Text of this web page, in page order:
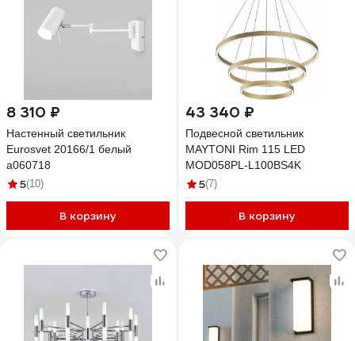
8 310 ₽
Настенный светильник
Eurosvet 20166/1 белый
a060718
5(10)
В корзину
43 340 ₽
Подвесной светильник
MAYTONI Rim 115 LED
MOD058PL-L100BS4K
5(7)
В корзину